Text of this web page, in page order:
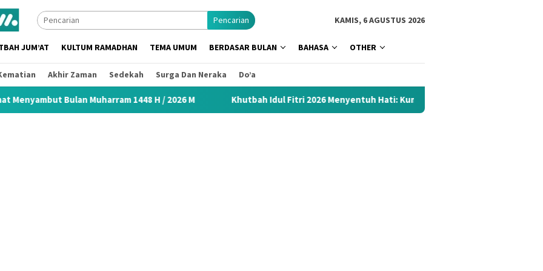
Pencarian KAMIS, 6 AGUSTUS 2026
JUM’AT KULTUM RAMADHAN TEMA UMUM BERDASAR BULAN BAHASA OTHER
Akhir Zaman Sedekah Surga Dan Neraka Do’a
Muharram 1448 H / 2026 M Khutbah Idul Fitri 2026 Menyentuh Hati: Kumpulan Materi Terbaik 1447 H Siap Download